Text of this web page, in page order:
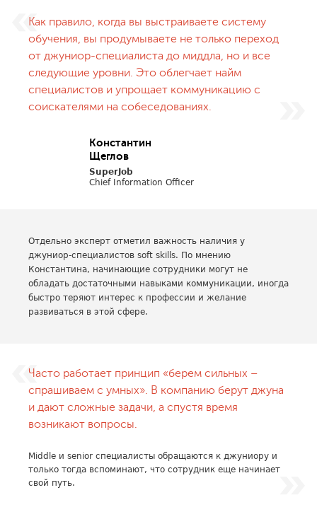
Как правило, когда вы выстраиваете систему
обучения, вы продумываете не только переход
от джуниор-специалиста до миддла, но и все
следующие уровни. Это облегчает найм
специалистов и упрощает коммуникацию с
соискателями на собеседованиях.
Константин
Щеглов
SuperJob
Chief Information Officer
Отдельно эксперт отметил важность наличия у
джуниор-специалистов soft skills. По мнению
Константина, начинающие сотрудники могут не
обладать достаточными навыками коммуникации, иногда
быстро теряют интерес к профессии и желание
развиваться в этой сфере.
Часто работает принцип «берем сильных –
спрашиваем с умных». В компанию берут джуна
и дают сложные задачи, а спустя время
возникают вопросы.
Middle и senior специалисты обращаются к джуниору и
только тогда вспоминают, что сотрудник еще начинает
свой путь.